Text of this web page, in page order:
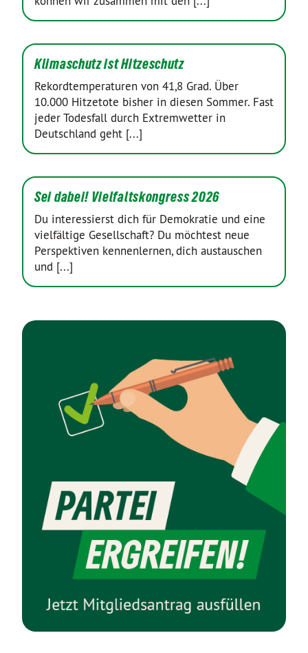
Klimaschutz ist Hitzeschutz
Rekordtemperaturen von 41,8 Grad. Über
10.000 Hitzetote bisher in diesen Sommer. Fast
jeder Todesfall durch Extremwetter in
Deutschland geht [...]
Sei dabei! Vielfaltskongress 2026
Du interessierst dich für Demokratie und eine
vielfältige Gesellschaft? Du möchtest neue
Perspektiven kennenlernen, dich austauschen
und [...]